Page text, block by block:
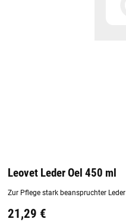
Leovet Leder Oel 450 ml
Zur Pflege stark beanspruchter Leder
21,29 €